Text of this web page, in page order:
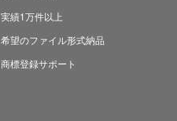
実績1万件以上
希望のファイル形式納品
商標登録サポート